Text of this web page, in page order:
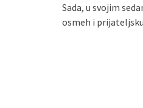
Sada, u svojim
osmeh i